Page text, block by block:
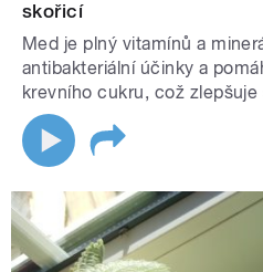
skořicí
Med je plný vitamínů a
antibakteriální účinky a
krevního cukru, což zlepšuje